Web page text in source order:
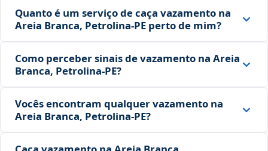
Quanto é um serviço de caça vazamento na
Areia Branca, Petrolina‑PE perto de mim?
Como perceber sinais de vazamento na Areia
Branca, Petrolina‑PE?
Vocês encontram qualquer vazamento na
Areia Branca, Petrolina‑PE?